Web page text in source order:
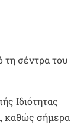
τη σέντρα του
Ιδιότητας
καθώς σήμερα